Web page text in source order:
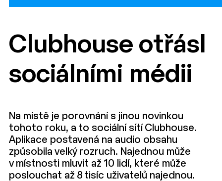
Clubhouse otřásl
sociálními médii
Na místě je porovnání s jinou novinkou
tohoto roku, a to sociální sítí Clubhouse.
Aplikace postavená na audio obsahu
způsobila velký rozruch. Najednou může
v místnosti mluvit až 10 lidí, které může
poslouchat až 8 tisíc uživatelů najednou.